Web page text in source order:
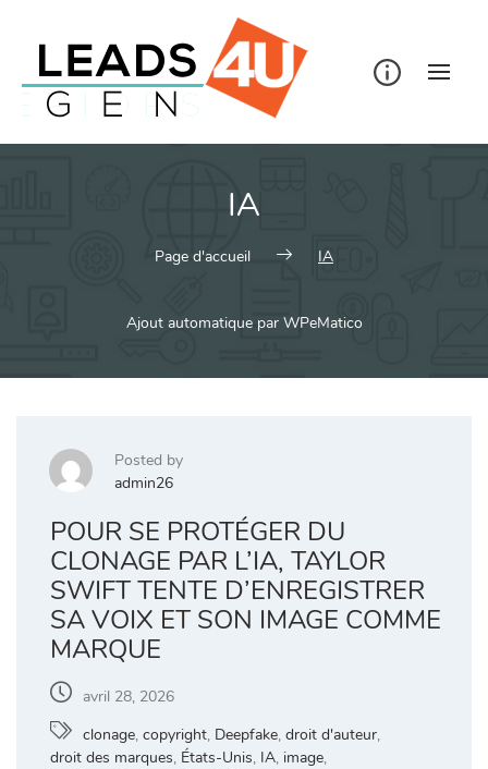
IA
Page d'accueil IA
Ajout automatique par WPeMatico
Posted by
admin26
POUR SE PROTÉGER DU
CLONAGE PAR L’IA, TAYLOR
SWIFT TENTE D’ENREGISTRER
SA VOIX ET SON IMAGE COMME
MARQUE
avril 28, 2026
clonage, copyright, Deepfake, droit d'auteur,
droit des marques, États-Unis, IA, image,